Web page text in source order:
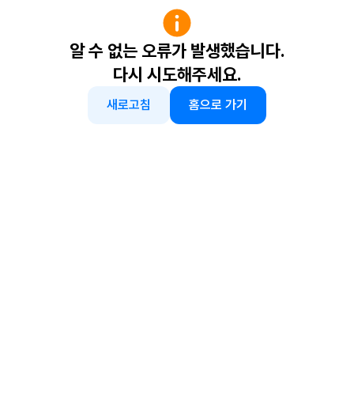
알 수 없는 오류가 발생했습니다.
다시 시도해주세요.
새로고침 홈으로 가기